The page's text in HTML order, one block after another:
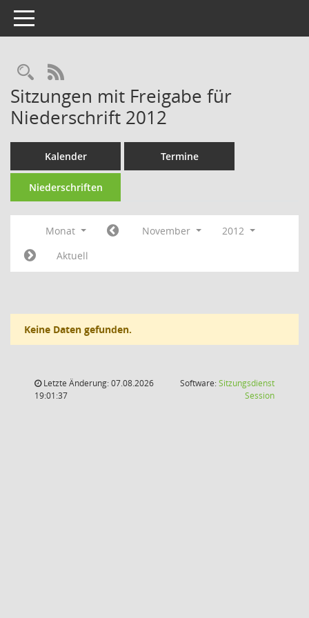
Toggle navigation
Rechercheauswahl
RSS-Feed
Sitzungen mit Freigabe für
Niederschrift 2012
Kalender Termine
Niederschriften
Monat November
2012
Aktuell
Keine Daten gefunden.
Letzte Änderung: 07.08.2026
19:01:37
Software:Sitzungsdienst
Session(Wird in